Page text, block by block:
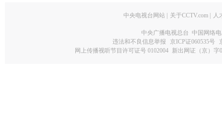
中央电视台网站 关于CCTV.com 人
中央广播电视总台 中国网络
违法和不良信息举报
京ICP证060535号
网上传播视听节目许可证号 0102004 新出网证（京）